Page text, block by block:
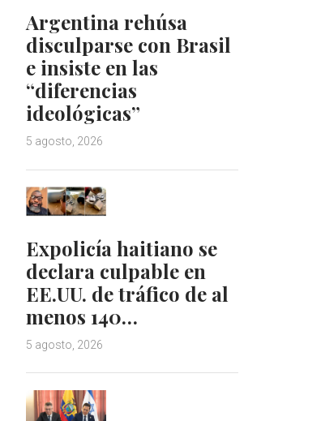
Argentina rehúsa
disculparse con Brasil
e insiste en las
“diferencias
ideológicas”
5 agosto, 2026
Expolicía haitiano se
declara culpable en
EE.UU. de tráfico de al
menos 140…
5 agosto, 2026